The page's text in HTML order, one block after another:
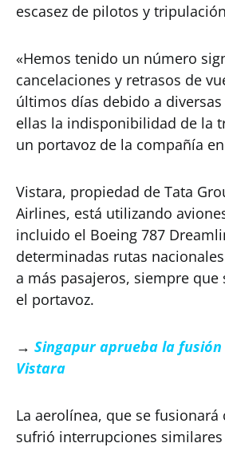
escasez de pilotos y
«Hemos tenido un número
cancelaciones y retrasos de
últimos días debido a
ellas la indisponibilidad de la
un portavoz de la compañía
Vistara, propiedad de Tata
Airlines, está utilizando
incluido el Boeing 787
determinadas rutas
a más pasajeros, siempre que
el portavoz.
→ Singapur aprueba la
Vistara
La aerolínea, que se fusionará
sufrió interrupciones